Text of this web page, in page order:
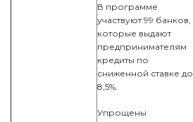
В программе
участвуют 99 банков,
которые выдают
предпринимателям
кредиты по
сниженной ставке до
8,5%.
Упрощены